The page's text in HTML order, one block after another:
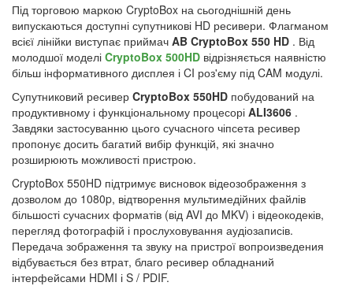
Під торговою маркою CryptoBox на сьогоднішній день
випускаються доступні супутникові HD ресивери. Флагманом
всієї лінійки виступає приймач AB CryptoBox 550 HD . Від
молодшої моделі CryptoBox 500HD відрізняється наявністю
більш інформативного дисплея і CI роз'єму під CAM модулі.
Супутниковий ресивер CryptoBox 550HD побудований на
продуктивному і функціональному процесорі ALI3606 .
Завдяки застосуванню цього сучасного чіпсета ресивер
пропонує досить багатий вибір функцій, які значно
розширюють можливості пристрою.
CryptoBox 550HD підтримує висновок відеозображення з
дозволом до 1080p, відтворення мультимедійних файлів
більшості сучасних форматів (від AVI до MKV) і відеокодеків,
перегляд фотографій і прослуховування аудіозаписів.
Передача зображення та звуку на пристрої вопроизведения
відбувається без втрат, благо ресивер обладнаний
інтерфейсами HDMI і S / PDIF.